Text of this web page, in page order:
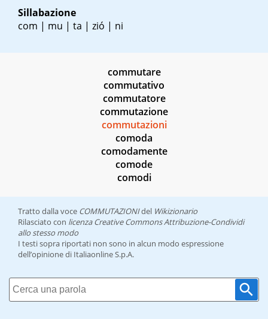
Sillabazione
com | mu | ta | zió | ni
commutare
commutativo
commutatore
commutazione
commutazioni
comoda
comodamente
comode
comodi
Tratto dalla voce COMMUTAZIONIdel Wikizionario
Rilasciato con licenza Creative Commons Attribuzione-Condividi
allo stesso modo
I testi sopra riportati non sono in alcun modo espressione
dell’opinione di Italiaonline S.p.A.